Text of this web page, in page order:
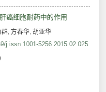
癌细胞耐药中的作用
群, 方春华, 胡亚华
j.issn.1001-5256.2015.02.025